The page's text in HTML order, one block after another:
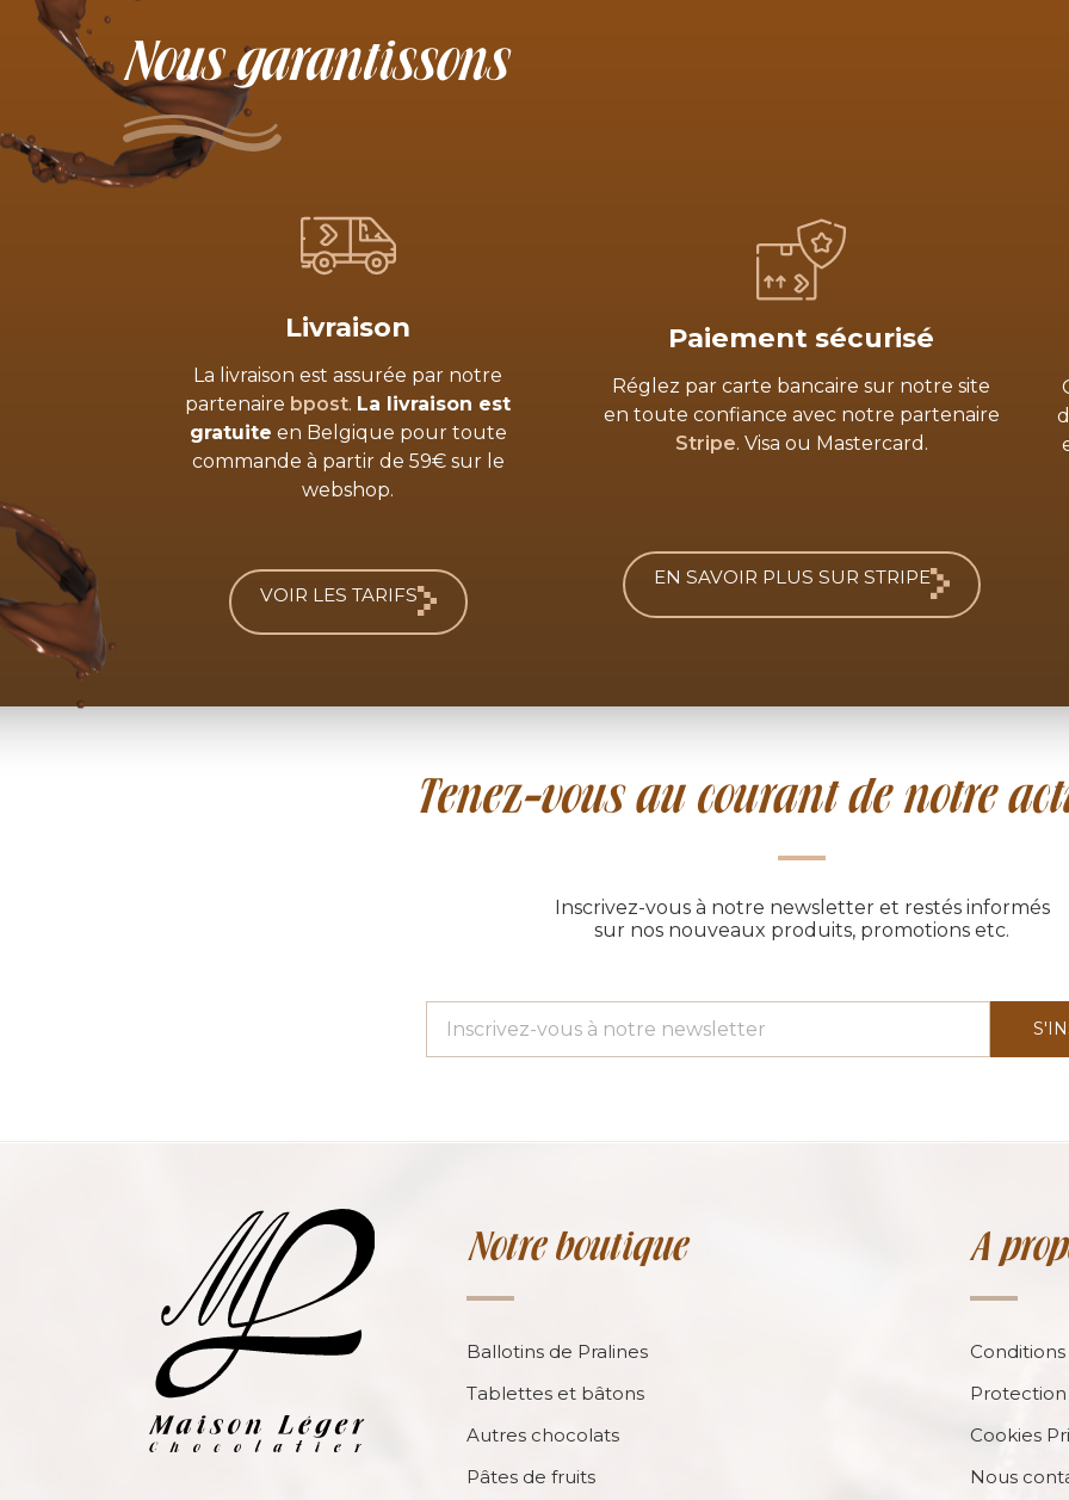
Nous garantissons
Livraison
La livraison est assurée par notre
partenaire bpost. La livraison est
gratuite en Belgique pour toute
commande à partir de 59€ sur le
webshop.
VOIR LES TARIFS
Paiement sécurisé
Réglez par carte bancaire sur notre site
en toute confiance avec notre partenaire
Stripe. Visa ou Mastercard.
EN SAVOIR PLUS SUR STRIPE
Tenez-vous au courant de notre
Inscrivez-vous à notre newsletter et restés informés
sur nos nouveaux produits, promotions etc.
Notre boutique
Ballotins de Pralines
Tablettes et bâtons
Autres chocolats
Pâtes de fruits
A
Cookies
Nous